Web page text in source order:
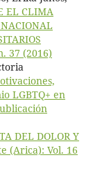
EL CLIMA
37 (2016)
LGBTQ+ en
DEL DOLOR Y
(Arica): Vol. 16